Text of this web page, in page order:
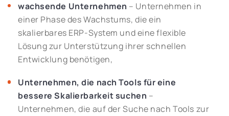
wachsende Unternehmen – Unternehmen in
einer Phase des Wachstums, die ein
skalierbares ERP-System und eine flexible
Lösung zur Unterstützung ihrer schnellen
Entwicklung benötigen,
Unternehmen, die nach Tools für eine
bessere Skalierbarkeit suchen –
Unternehmen, die auf der Suche nach Tools zur